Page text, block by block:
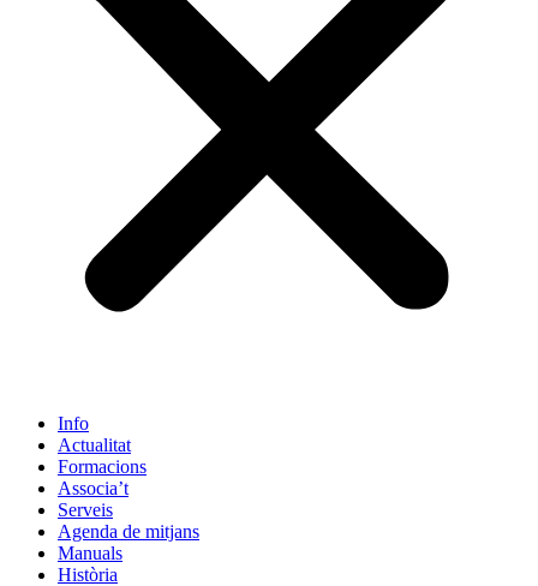
Info
Actualitat
Formacions
Associa’t
Serveis
Agenda de mitjans
Manuals
Història